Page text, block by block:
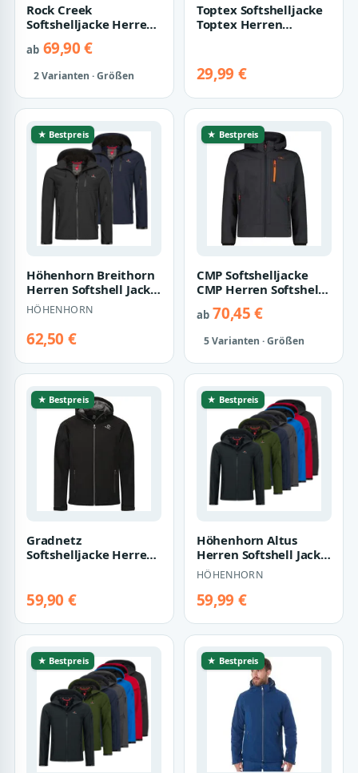
Rock Creek
Softshelljacke Herren
Wanderjacke H-127
ab69,90 €
2 Varianten · Größen
Toptex Softshelljacke
Toptex Herren
29,99 €
★ Bestpreis
Höhenhorn Breithorn
Herren Softshell Jacke
Outdoor
Funktionsjacke XXL…
HÖHENHORN
62,50 €
★ Bestpreis
CMP Softshelljacke
CMP Herren Softshell
3A01787N
ab70,45 €
5 Varianten · Größen
★ Bestpreis
Gradnetz
Softshelljacke Herren
59,90 €
★ Bestpreis
Höhenhorn Altus
Herren Softshell Jacke
Outdoor
Funktionsjacke XXL
Blau
HÖHENHORN
59,99 €
★ Bestpreis ★ Bestpreis